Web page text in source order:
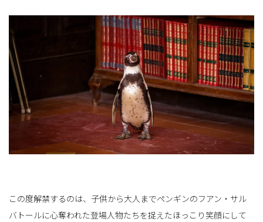
この度解禁するのは、子供から大人までペンギンのフアン・サル
バトールに心奪われた登場人物たちを捉えたほっこり笑顔にして